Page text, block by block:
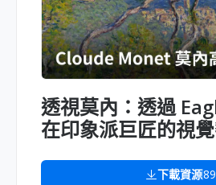
透視莫內：透過
在印象派巨匠的視
下載資源89